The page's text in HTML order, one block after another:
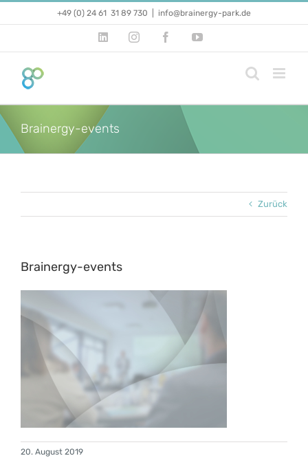
+49 (0) 24 61 31 89 730 info@brainergy-park.de
LinkedInInstagramFacebookYouTube
Brainergy-events
Zurück
Brainergy-events
20. August 2019